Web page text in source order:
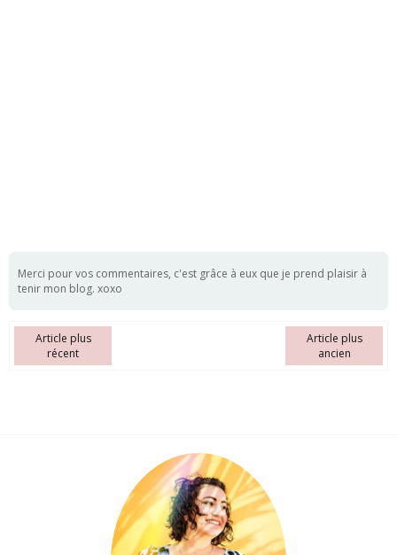
Merci pour vos commentaires, c'est grâce à eux que je prend plaisir à
tenir mon blog. xoxo
Article plus
récent
Article plus
ancien